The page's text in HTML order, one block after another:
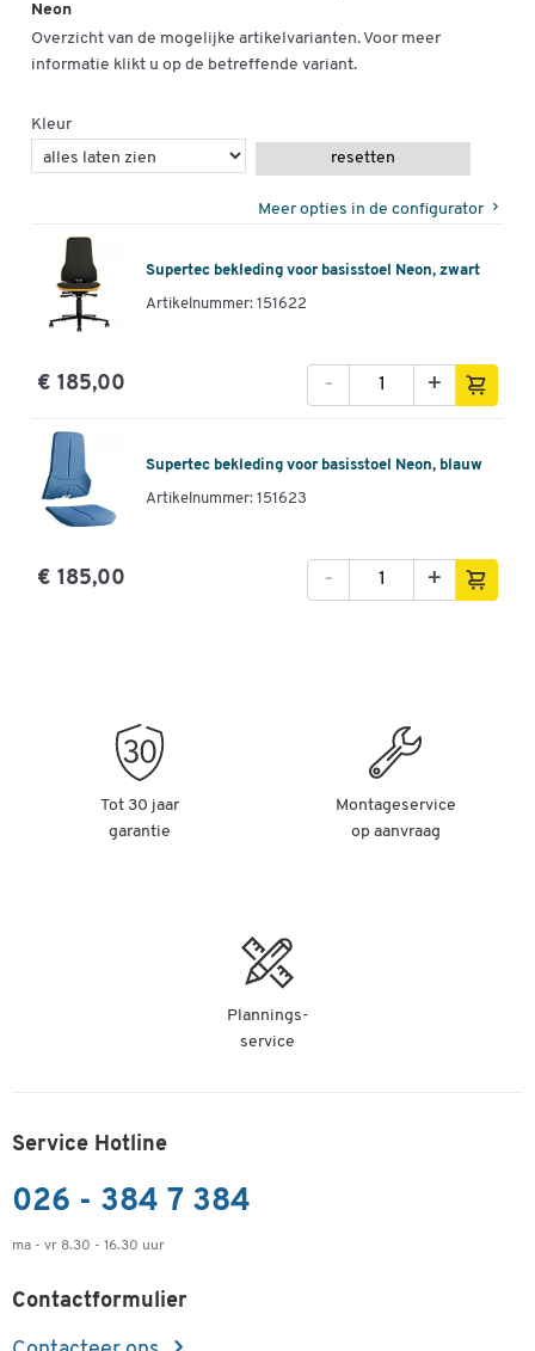
Neon
Overzicht van de mogelijke artikelvarianten. Voor meer
informatie klikt u op de betreffende variant.
Kleur
resetten
Meer opties in de configurator
Supertec bekleding voor basisstoel Neon, zwart
Artikelnummer: 151622
€ 185,00 +
-
Supertec bekleding voor basisstoel Neon, blauw
Artikelnummer: 151623
€ 185,00 +
-
Tot 30 jaar
garantie
Montageservice
op aanvraag
Plannings-
service
Service Hotline
026 - 384 7 384
ma - vr 8.30 - 16.30 uur
Contactformulier